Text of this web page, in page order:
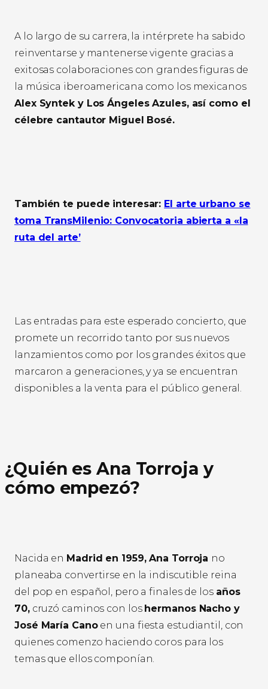
A lo largo de su carrera, la intérprete ha sabido
reinventarse y mantenerse vigente gracias a
exitosas colaboraciones con grandes figuras de
la música iberoamericana como los mexicanos
Alex Syntek y Los Ángeles Azules, así como el
célebre cantautor Miguel Bosé.
También te puede interesar: El arte urbano se
toma TransMilenio: Convocatoria abierta a «la
ruta del arte’
Las entradas para este esperado concierto, que
promete un recorrido tanto por sus nuevos
lanzamientos como por los grandes éxitos que
marcaron a generaciones, y ya se encuentran
disponibles a la venta para el público general.
¿Quién es Ana Torroja y
cómo empezó?
Nacida en Madrid en 1959, Ana Torroja no
planeaba convertirse en la indiscutible reina
del pop en español, pero a finales de los años
70,cruzó caminos con los hermanos Nacho y
José María Canoen una fiesta estudiantil, con
quienes comenzo haciendo coros para los
temas que ellos componían.